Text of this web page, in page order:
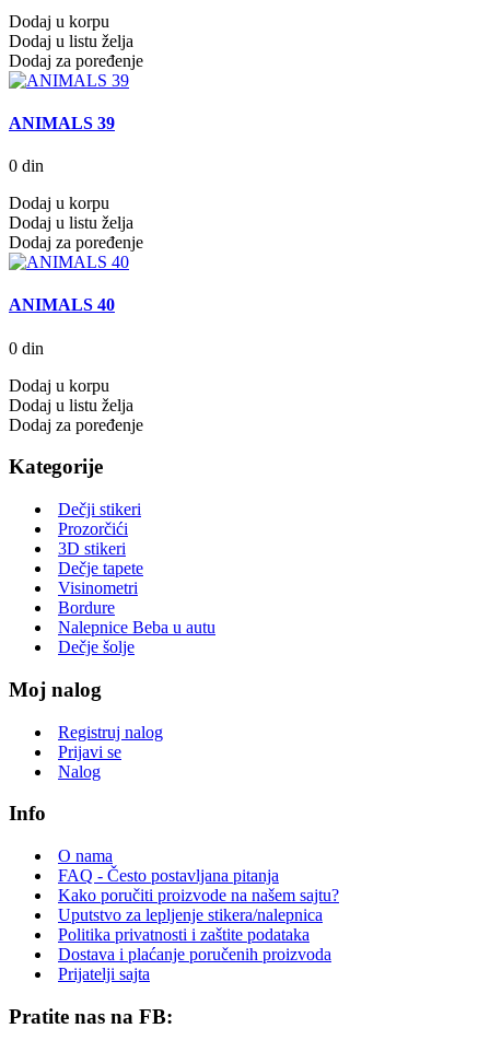
Dodaj u korpu
Dodaj u listu želja
Dodaj za poređenje
ANIMALS 39
0 din
Dodaj u korpu
Dodaj u listu želja
Dodaj za poređenje
ANIMALS 40
0 din
Dodaj u korpu
Dodaj u listu želja
Dodaj za poređenje
Kategorije
Dečji stikeri
Prozorčići
3D stikeri
Dečje tapete
Visinometri
Bordure
Nalepnice Beba u autu
Dečje šolje
Moj nalog
Registruj nalog
Prijavi se
Nalog
Info
O nama
FAQ - Često postavljana pitanja
Kako poručiti proizvode na našem sajtu?
Uputstvo za lepljenje stikera/nalepnica
Politika privatnosti i zaštite podataka
Dostava i plaćanje poručenih proizvoda
Prijatelji sajta
Pratite nas na FB: